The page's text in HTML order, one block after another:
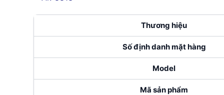
Thương hiệu
Số định danh mặt hàng
Model
Mã sản phẩm